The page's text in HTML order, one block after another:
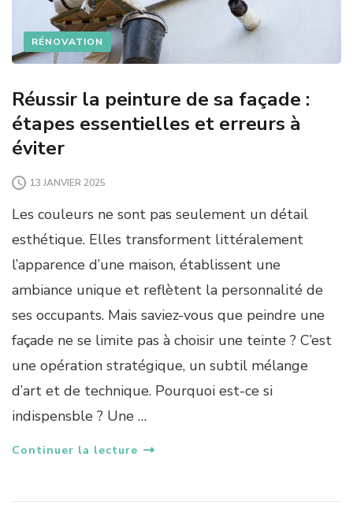
RÉNOVATION
Réussir la peinture de sa façade :
étapes essentielles et erreurs à
éviter
13 JANVIER 2025
Les couleurs ne sont pas seulement un détail
esthétique. Elles transforment littéralement
l’apparence d’une maison, établissent une
ambiance unique et reflètent la personnalité de
ses occupants. Mais saviez-vous que peindre une
façade ne se limite pas à choisir une teinte ? C’est
une opération stratégique, un subtil mélange
d’art et de technique. Pourquoi est-ce si
indispensble ? Une …
Continuer la lecture